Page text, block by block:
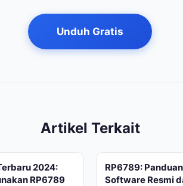
Unduh Gratis
Artikel Terkait
2024:
RP6789
RP6789:
Software Resmi